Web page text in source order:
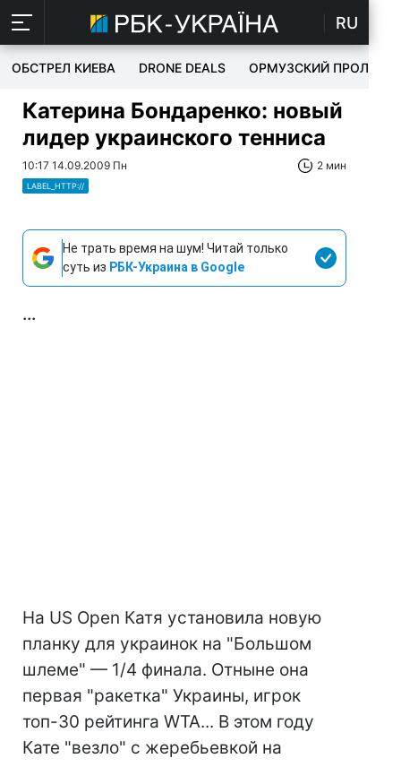
RU
ОБСТРЕЛ КИЕВА DRONE DEALS ОРМУЗСКИЙ ПРОЛИВ
Катерина Бондаренко: новый
лидер украинского тенниса
10:17 14.09.2009 Пн 2 мин
LABEL_HTTP://
Не трать время на шум! Читай только
суть из РБК-Украина в Google
...
На US Open Катя установила новую
планку для украинок на "Большом
шлеме" — 1/4 финала. Отныне она
первая "ракетка" Украины, игрок
топ-30 рейтинга WTA... В этом году
Кате "везло" с жеребьевкой на